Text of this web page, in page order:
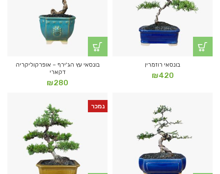
בונסאי רוזמרין
₪420
בונסאי עץ הג'ירף – אופרקוליקריה
דקארי
₪280
נמכר